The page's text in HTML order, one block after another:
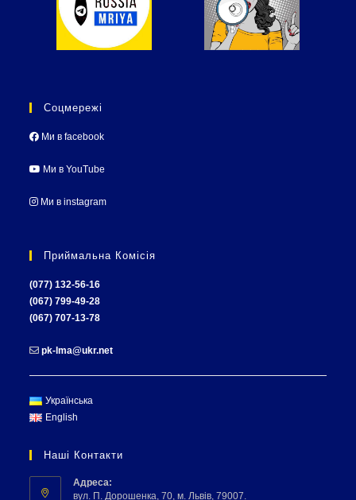
Соцмережі
Ми в facebook
Ми в YouTube
Ми в instagram
Приймальна Комісія
(077) 132-56-16
(067) 799-49-28
(067) 707-13-78
pk-lma@ukr.net
Українська
English
Наші Контакти
Адреса:
вул. П. Дорошенка, 70, м. Львів, 79007.